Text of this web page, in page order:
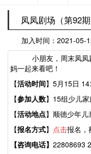
凤凤剧场（第92
加入时间：2021-
小朋友，周末凤
妈一起来看吧！
【活动时间】5月15日
【参加人数】15组少儿家
【活动地点】顺德少年儿
【报名方式】 点击报名，
【咨询电话】 22808693